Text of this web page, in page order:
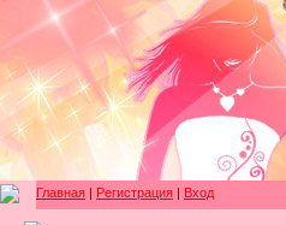
Главная | Регистрация | Вход